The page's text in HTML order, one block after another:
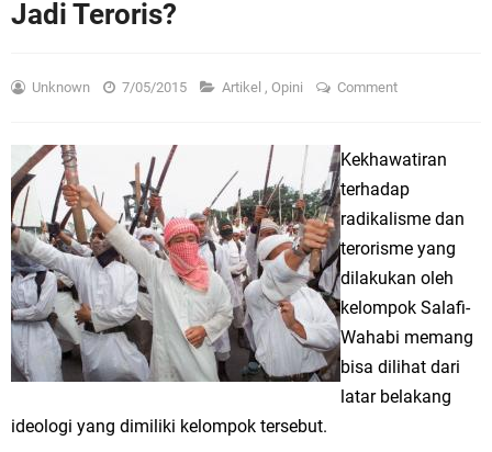
Jadi Teroris?
Unknown 7/05/2015 Artikel , Opini Comment
Kekhawatiran
terhadap
radikalisme dan
terorisme yang
dilakukan oleh
kelompok Salafi-
Wahabi memang
bisa dilihat dari
latar belakang
ideologi yang dimiliki kelompok tersebut.